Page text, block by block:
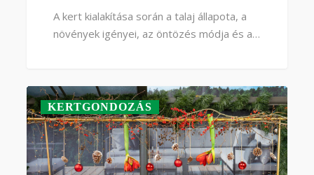
A kert kialakítása során a talaj állapota, a
növények igényei, az öntözés módja és a…
KERTGONDOZÁS